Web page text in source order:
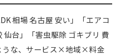
相場 名古屋 安い」「エアコ
仙台」「害虫駆除 ゴキブリ 費
うな、サービス×地域×料金